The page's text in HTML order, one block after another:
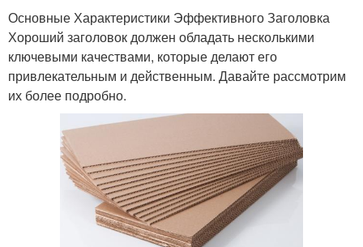
Основные Характеристики Эффективного Заголовка
Хороший заголовок должен обладать несколькими
ключевыми качествами, которые делают его
привлекательным и действенным. Давайте рассмотрим
их более подробно.